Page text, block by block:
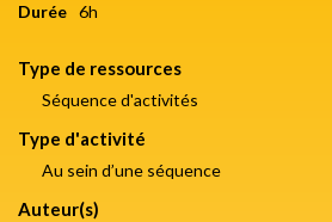
Durée 6h
Type de ressources
Séquence d'activités
Type d'activité
Au sein d’une séquence
Auteur(s)